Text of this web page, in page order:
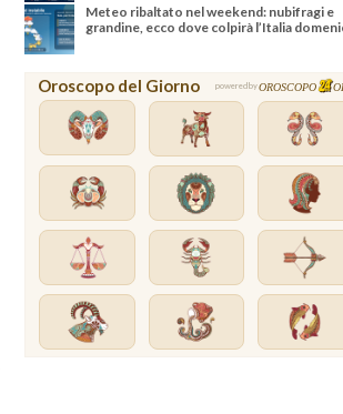
Meteo ribaltato nel weekend: nubifragi e
grandine, ecco dove colpirà l’Italia
Oroscopo del Giorno powered byOROSCOPO